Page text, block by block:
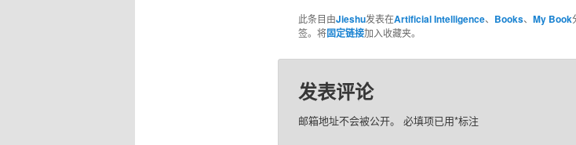
此条目由Jieshu发表在Artificial Intelligence、 Books、 My Book
签。将固定链接加入收藏夹。
发表评论
邮箱地址不会被公开。 必填项已用*标注